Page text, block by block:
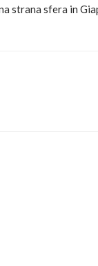
strana sfera in